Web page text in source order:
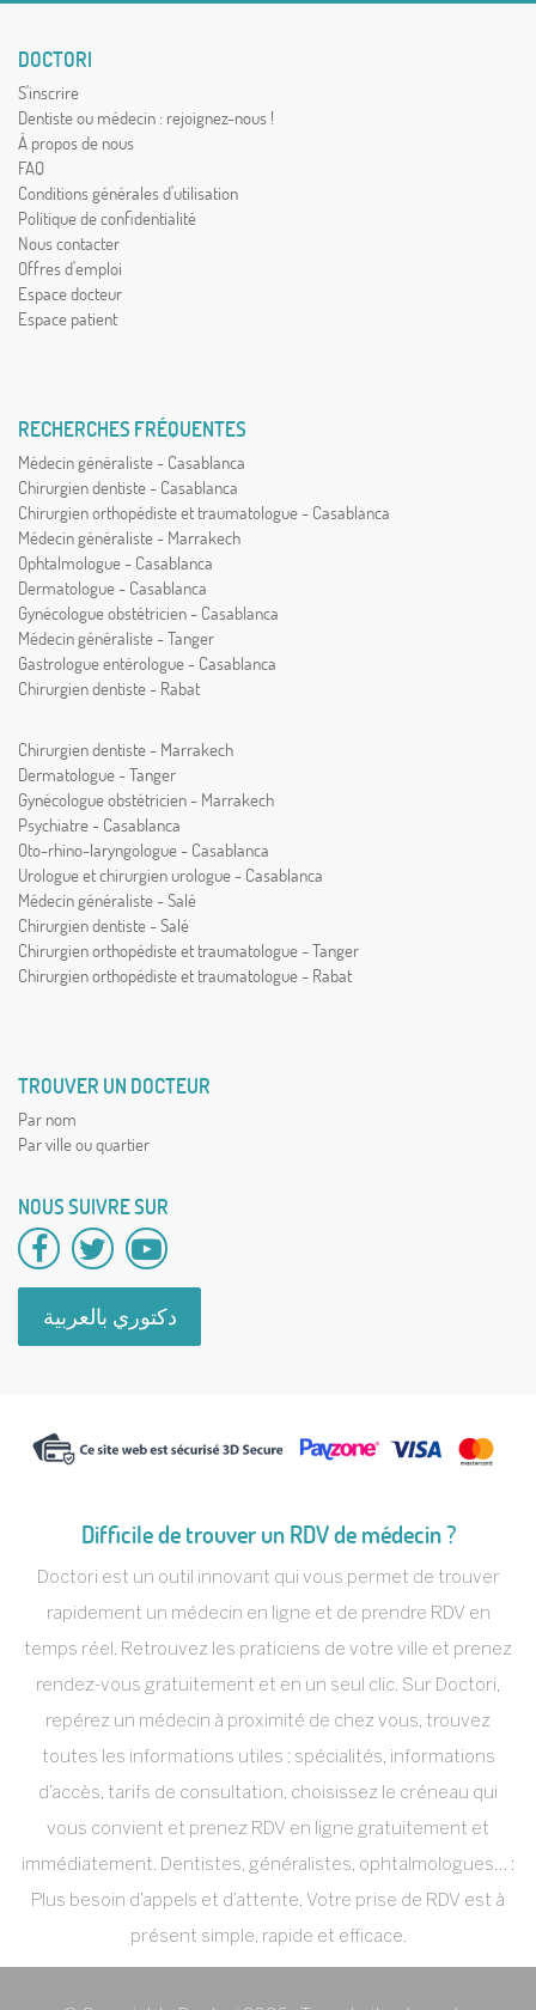
DOCTORI
S'inscrire
Dentiste ou médecin : rejoignez-nous !
À propos de nous
FAQ
Conditions générales d'utilisation
Politique de confidentialité
Nous contacter
Offres d'emploi
Espace docteur
Espace patient
RECHERCHES FRÉQUENTES
Médecin généraliste - Casablanca
Chirurgien dentiste - Casablanca
Chirurgien orthopédiste et traumatologue - Casablanca
Médecin généraliste - Marrakech
Ophtalmologue - Casablanca
Dermatologue - Casablanca
Gynécologue obstétricien - Casablanca
Médecin généraliste - Tanger
Gastrologue entérologue - Casablanca
Chirurgien dentiste - Rabat
Chirurgien dentiste - Marrakech
Dermatologue - Tanger
Gynécologue obstétricien - Marrakech
Psychiatre - Casablanca
Oto-rhino-laryngologue - Casablanca
Urologue et chirurgien urologue - Casablanca
Médecin généraliste - Salé
Chirurgien dentiste - Salé
Chirurgien orthopédiste et traumatologue - Tanger
Chirurgien orthopédiste et traumatologue - Rabat
TROUVER UN DOCTEUR
Par nom
Par ville ou quartier
NOUS SUIVRE SUR
دكتوري بالعربية
Difficile de trouver un RDV de médecin ?
Doctori est un outil innovant qui vous permet de trouver
rapidement un médecin en ligne et de prendre RDV en
temps réel. Retrouvez les praticiens de votre ville et prenez
rendez-vous gratuitement et en un seul clic. Sur Doctori,
repérez un médecin à proximité de chez vous, trouvez
toutes les informations utiles : spécialités, informations
d’accès, tarifs de consultation, choisissez le créneau qui
vous convient et prenez RDV en ligne gratuitement et
immédiatement. Dentistes, généralistes, ophtalmologues… :
Plus besoin d’appels et d’attente. Votre prise de RDV est à
présent simple, rapide et efficace.